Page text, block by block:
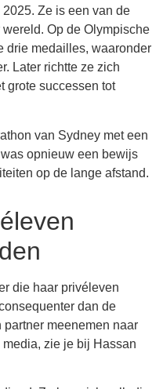
Ze is een van de
Op de Olympische
drie medailles, waaronder
Later richtte ze zich
grote successen tot
van Sydney met een
opnieuw een bewijs
op de lange afstand.
die haar privéleven
dan de
partner meenemen naar
zie je bij Hassan